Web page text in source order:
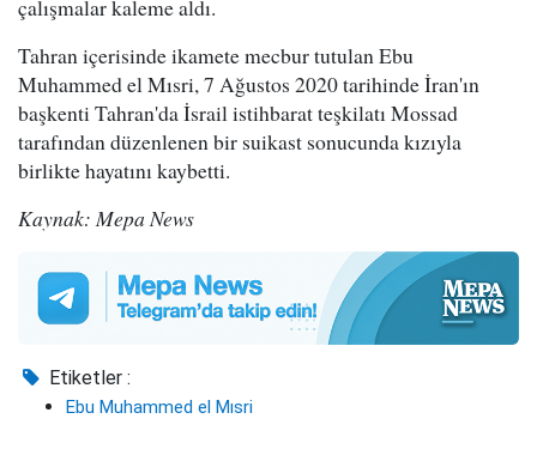
çalışmalar kaleme aldı.
Tahran içerisinde ikamete mecbur tutulan Ebu
Muhammed el Mısri, 7 Ağustos 2020 tarihinde İran'ın
başkenti Tahran'da İsrail istihbarat teşkilatı Mossad
tarafından düzenlenen bir suikast sonucunda kızıyla
birlikte hayatını kaybetti.
Kaynak: Mepa News
Etiketler :
Ebu Muhammed el Mısri